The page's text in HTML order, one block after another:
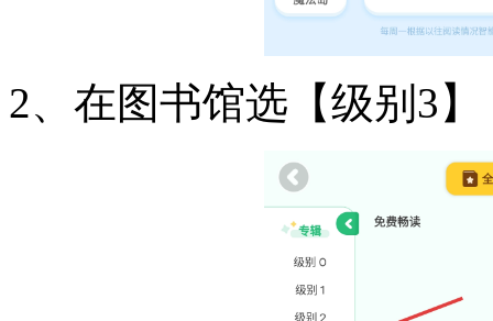
2、在图书馆选【级别3